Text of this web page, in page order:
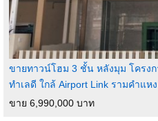
ขายทาวน์โฮม 3 ชั้น หลังมุม โครง
ทำเลดี ใกล้ Airport Link รามคำแหง
ขาย 6,990,000 บาท